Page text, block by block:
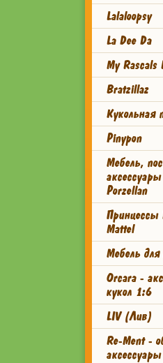
Lalaloopsy
La Dee Da
My Rascals
Bratzillaz
Кукольная
Pinypon
Мебель,
Porzellan
Принцессы
Mattel
Мебель
Orcara -
кукол 1:6
LIV (Лив)
Re-Ment -
аксессуары